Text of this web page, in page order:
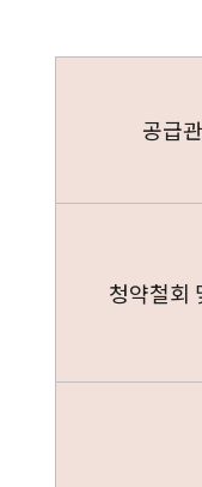
공급
청약철회